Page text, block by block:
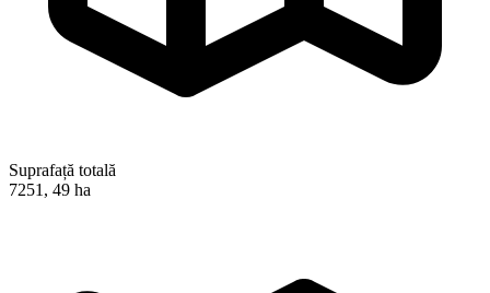
Suprafață totală
7251, 49 ha